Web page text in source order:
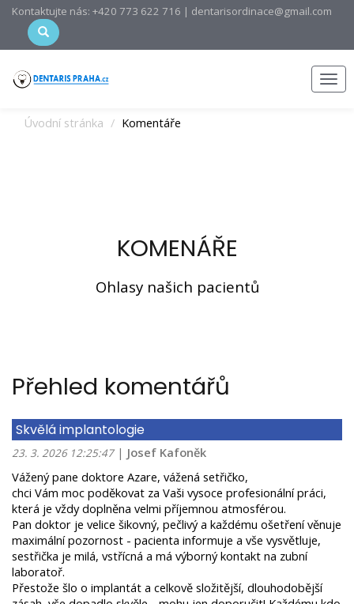
Kontaktujte nás: +420 773 622 716 | dentarisordinace@gmail.com
Úvodní stránka Komentáře
KOMENÁŘE
Ohlasy našich pacientů
Přehled komentářů
Skvělá implantologie
23. 3. 2026 12:25:47 | Josef Kafoněk
Vážený pane doktore Azare, vážená setřičko,
chci Vám moc poděkovat za Vaši vysoce profesionální práci,
která je vždy doplněna velmi příjemnou atmosférou.
Pan doktor je velice šikovný, pečlivý a každému ošetření věnuje
maximální pozornost - pacienta informuje a vše vysvětluje,
sestřička je milá, vstřícná a má výborný kontakt na zubní
laboratoř.
Přestože šlo o implantát a celkově složitější, dlouhodobější